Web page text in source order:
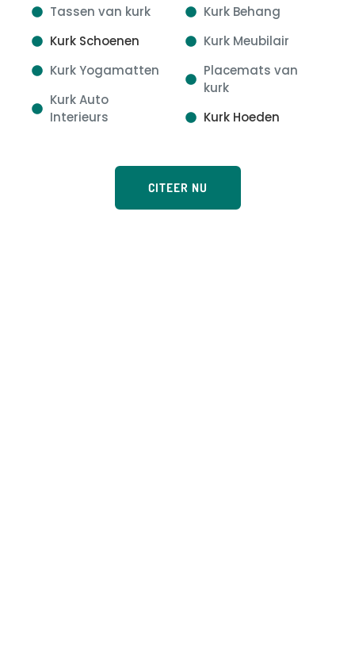
Tassen van kurk
Kurk Schoenen
Kurk Yogamatten
Kurk Auto
Interieurs
Kurk Behang
Kurk Meubilair
Placemats van
kurk
Kurk Hoeden
CITEER NU